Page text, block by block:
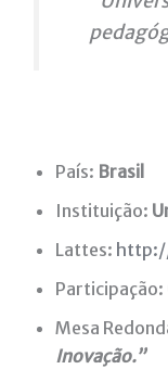
País: Brasil
Instituição:
Lattes:
Participação:
Mesa
Inovação.”